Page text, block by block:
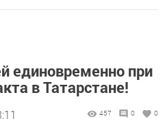
единовременно при
в Татарстане!
457 0 0